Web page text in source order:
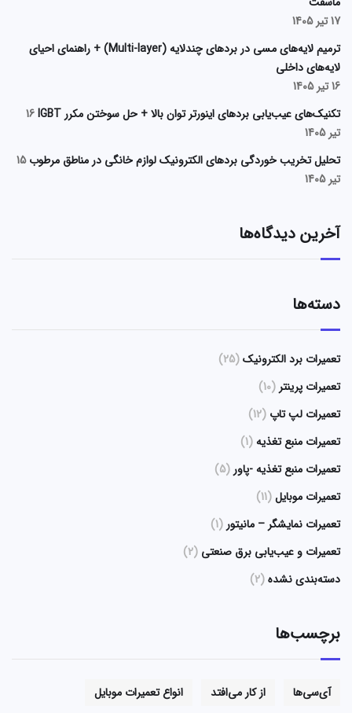
17 تیر 1405
ترمیم لایه‌های مسی در بردهای چندلایه (Multi-layer) + راهنمای احیای
لایه‌های داخلی
16 تیر 1405
تکنیک‌های عیب‌یابی بردهای اینورتر توان بالا + حل سوختن مکرر IGBT
16
تیر 1405
تحلیل تخریب خوردگی بردهای الکترونیک لوازم خانگی در مناطق مرطوب 15
تیر 1405
آخرین دیدگاه‌ها
دسته‌ها
تعمیرات برد الکترونیک(25)
تعمیرات پرینتر (10)
تعمیرات لپ تاپ (12)
تعمیرات منبع تغذیه(1)
تعمیرات منبع تغذیه -پاور (5)
تعمیرات موبایل(11)
تعمیرات نمایشگر – مانیتور (1)
تعمیرات و عیب‌یابی برق صنعتی (2)
دسته‌بندی نشده(2)
برچسب‌ها
آی‌سی‌ها از کار می‌افتد
انواع تعمیرات موبایل